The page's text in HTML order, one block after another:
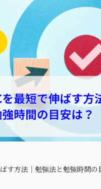
す方法｜勉強法と勉強時間の